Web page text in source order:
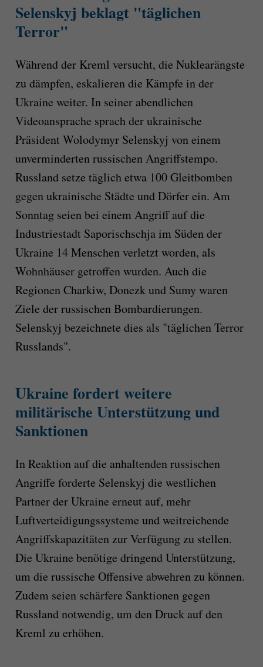
Selenskyj beklagt "täglichen
Terror"
Während der Kreml versucht, die Nuklearängste
zu dämpfen, eskalieren die Kämpfe in der
Ukraine weiter. In seiner abendlichen
Videoansprache sprach der ukrainische
Präsident Wolodymyr Selenskyj von einem
unverminderten russischen Angriffstempo.
Russland setze täglich etwa 100 Gleitbomben
gegen ukrainische Städte und Dörfer ein. Am
Sonntag seien bei einem Angriff auf die
Industriestadt Saporischschja im Süden der
Ukraine 14 Menschen verletzt worden, als
Wohnhäuser getroffen wurden. Auch die
Regionen Charkiw, Donezk und Sumy waren
Ziele der russischen Bombardierungen.
Selenskyj bezeichnete dies als "täglichen Terror
Russlands".
Ukraine fordert weitere
militärische Unterstützung und
Sanktionen
In Reaktion auf die anhaltenden russischen
Angriffe forderte Selenskyj die westlichen
Partner der Ukraine erneut auf, mehr
Luftverteidigungssysteme und weitreichende
Angriffskapazitäten zur Verfügung zu stellen.
Die Ukraine benötige dringend Unterstützung,
um die russische Offensive abwehren zu können.
Zudem seien schärfere Sanktionen gegen
Russland notwendig, um den Druck auf den
Kreml zu erhöhen.